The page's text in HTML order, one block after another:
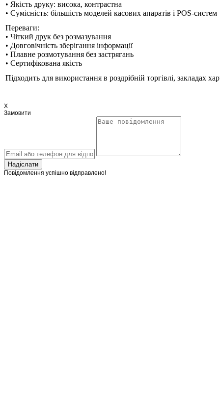
• Якість друку: висока, контрастна
• Сумісність: більшість моделей касових апаратів і POS-систем
Переваги:
• Чіткий друк без розмазування
• Довговічність зберігання інформації
• Плавне розмотування без застрягань
• Сертифікована якість
Підходить для використання в роздрібній торгівлі, закладах
X
Замовити
Надіслати
Повідомлення успішно відправлено!